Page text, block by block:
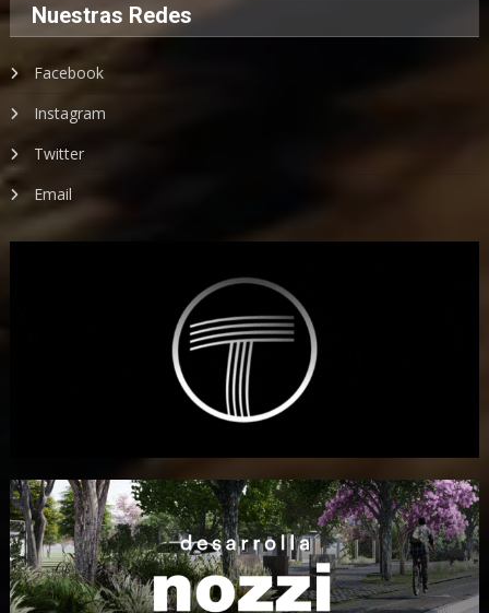
Nuestras Redes
Facebook
Instagram
Twitter
Email